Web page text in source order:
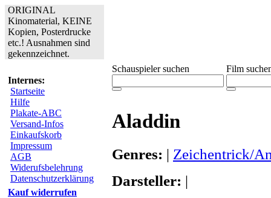
ORIGINAL
Kinomaterial, KEINE
Kopien, Posterdrucke
etc.! Ausnahmen sind
gekennzeichnet.
Internes:
Startseite
Hilfe
Plakate-ABC
Versand-Infos
Einkaufskorb
Impressum
AGB
Widerufsbelehrung
Datenschutzerklärung
Kauf widerrufen
Schauspieler suchen Film
Aladdin
Genres: | Zeichentrick/
Darsteller: |